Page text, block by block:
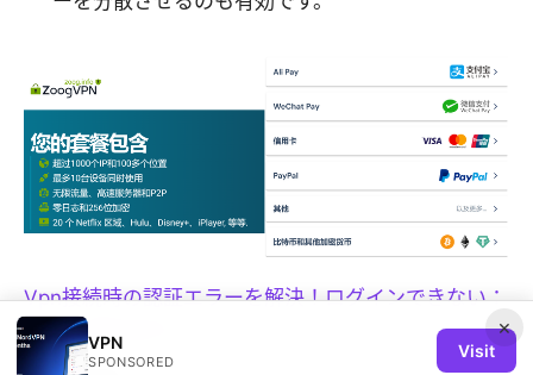
Vpn接続時の認証エラーを解決！ログインできない：
原因と対処法ガイド
×
VPN
SPONSORED
Visit